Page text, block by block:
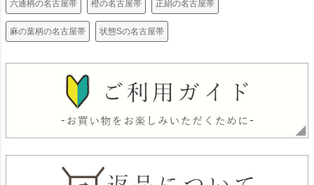
六通柄の名古屋帯 橙の名古屋帯 正絹の名古屋帯
麻の葉柄の名古屋帯 状態Sの名古屋帯